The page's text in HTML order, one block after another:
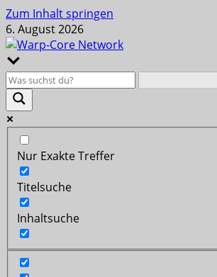
Zum Inhalt springen
6. August 2026
Nur Exakte Treffer
Titelsuche
Inhaltsuche